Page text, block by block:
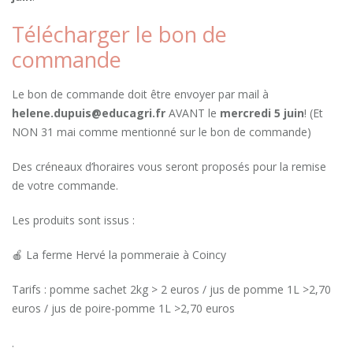
Télécharger le bon de
commande
Le bon de commande doit être envoyer par mail à
helene.dupuis@educagri.fr AVANT le mercredi 5 juin! (Et
NON 31 mai comme mentionné sur le bon de commande)
Des créneaux d’horaires vous seront proposés pour la remise
de votre commande.
Les produits sont issus :
🍎 La ferme Hervé la pommeraie à Coincy
Tarifs : pomme sachet 2kg > 2 euros / jus de pomme 1L >2,70
euros / jus de poire-pomme 1L >2,70 euros
.